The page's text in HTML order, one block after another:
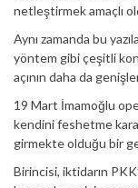
netleştirmek amaçlı
Aynı zamanda bu
yöntem gibi çeşitli
açının daha da
19 Mart İmamoğlu
kendini feshetme
girmekte olduğu bir
Birincisi, iktidarın